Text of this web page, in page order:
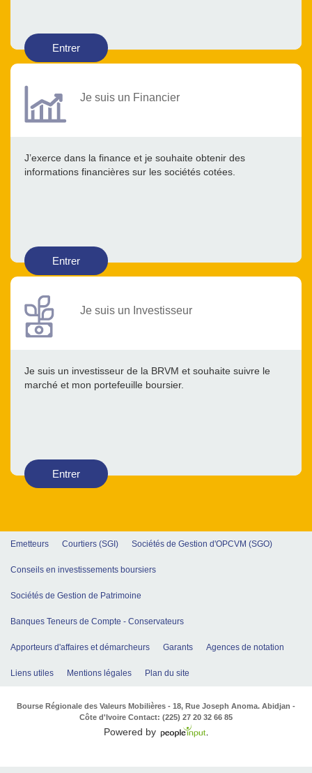
Entrer
Je suis un Financier
J’exerce dans la finance et je souhaite obtenir des
informations financières sur les sociétés cotées.
Entrer
Je suis un Investisseur
Je suis un investisseur de la BRVM et souhaite suivre le
marché et mon portefeuille boursier.
Entrer
Emetteurs Courtiers (SGI) Sociétés de Gestion d'OPCVM (SGO)
Conseils en investissements boursiers
Sociétés de Gestion de Patrimoine
Banques Teneurs de Compte - Conservateurs
Apporteurs d'affaires et démarcheurs Garants Agences de notation
Liens utiles Mentions légales Plan du site
Bourse Régionale des Valeurs Mobilières - 18, Rue Joseph Anoma. Abidjan -
Côte d'Ivoire Contact: (225) 27 20 32 66 85
Powered by